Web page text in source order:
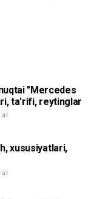
"Mercedes
ta'rifi, reytinglar
xususiyatlari,